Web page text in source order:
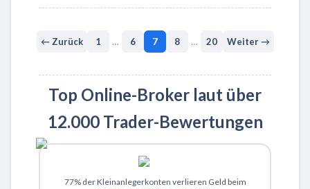
← Zurück 1 … 6 7 8 … 20 Weiter →
Top Online-Broker laut über
12.000 Trader-Bewertungen
Zu XTB
77% der Kleinanlegerkonten verlieren Geld beim